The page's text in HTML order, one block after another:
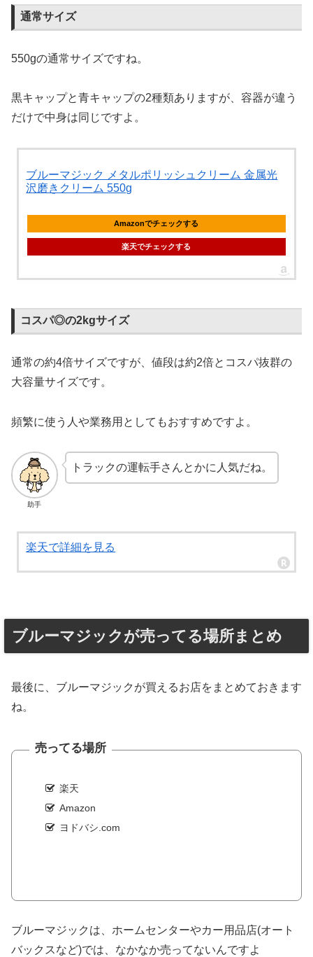
通常サイズ
550gの通常サイズですね。
黒キャップと青キャップの2種類ありますが、容器が違う
だけで中身は同じですよ。
ブルーマジック メタルポリッシュクリーム 金属光
沢磨きクリーム 550g
Amazonでチェックする
楽天でチェックする
コスパ◎の2kgサイズ
通常の約4倍サイズですが、値段は約2倍とコスパ抜群の
大容量サイズです。
頻繁に使う人や業務用としてもおすすめですよ。
助手
トラックの運転手さんとかに人気だね。
楽天で詳細を見る
ブルーマジックが売ってる場所まとめ
最後に、ブルーマジックが買えるお店をまとめておきます
ね。
売ってる場所
楽天
Amazon
ヨドバシ.com
ブルーマジックは、ホームセンターやカー用品店(オート
バックスなど)では、なかなか売ってないんですよ